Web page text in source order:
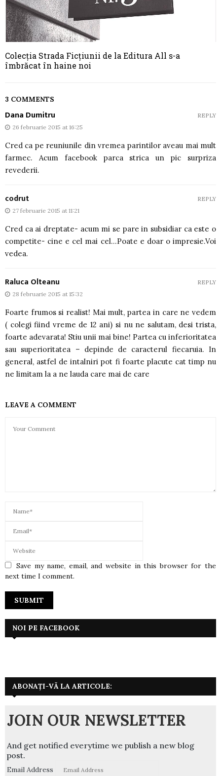
Colecția Strada Ficțiunii de la Editura All s-a
îmbrăcat în haine noi
3 COMMENTS
Dana Dumitru
26 februarie 2015 at 16:25
Cred ca pe reuniunile din vremea parintilor aveau mai mult
farmec. Acum facebook parca strica un pic surpriza
revederii.
REPLY
codrut
27 februarie 2015 at 11:21
Cred ca ai dreptate- acum mi se pare in subsidiar ca este o
competite- cine e cel mai cel…Poate e doar o impresie.Voi
vedea.
REPLY
Raluca Olteanu
28 februarie 2015 at 15:32
Foarte frumos si realist! Mai mult, partea in care ne vedem
( colegi fiind vreme de 12 ani) si nu ne salutam, desi trista,
foarte adevarata! Stiu unii mai bine! Partea cu inferioritatea
sau superioritatea – depinde de caracterul fiecaruia. In
general, astfel de intalniri pot fi foarte placute cat timp nu
ne limitam la a ne lauda care mai de care
REPLY
LEAVE A COMMENT
Save my name, email, and website in this browser for the
next time I comment.
NOI PE FACEBOOK
ABONAȚI-VĂ LA ARTICOLE:
JOIN OUR NEWSLETTER
And get notified everytime we publish a new blog
post.
Email Address